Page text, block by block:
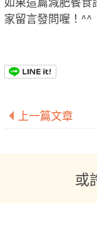
家留言發問喔！^^
上一篇文章
或